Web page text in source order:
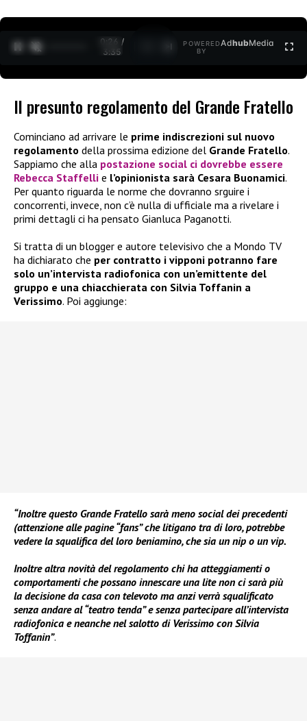
0:27 /
3:35
POWERED
BY
AdhubMedia
Il presunto regolamento del Grande Fratello
Cominciano ad arrivare le prime indiscrezioni sul nuovo
regolamento della prossima edizione del Grande Fratello.
Sappiamo che alla postazione social ci dovrebbe essere
Rebecca Staffelli e l’opinionista sarà Cesara Buonamici.
Per quanto riguarda le norme che dovranno srguire i
concorrenti, invece, non c’è nulla di ufficiale ma a rivelare i
primi dettagli ci ha pensato Gianluca Paganotti.
Si tratta di un blogger e autore televisivo che a Mondo TV
ha dichiarato che per contratto i vipponi potranno fare
solo un’intervista radiofonica con un’emittente del
gruppo e una chiacchierata con Silvia Toffanin a
Verissimo. Poi aggiunge:
“Inoltre questo Grande Fratello sarà meno social dei precedenti
(attenzione alle pagine “fans” che litigano tra di loro, potrebbe
vedere la squalifica del loro beniamino, che sia un nip o un vip.
Inoltre altra novità del regolamento chi ha atteggiamenti o
comportamenti che possano innescare una lite non ci sarà più
la decisione da casa con televoto ma anzi verrà squalificato
senza andare al “teatro tenda” e senza partecipare all’intervista
radiofonica e neanche nel salotto di Verissimo con Silvia
Toffanin”.